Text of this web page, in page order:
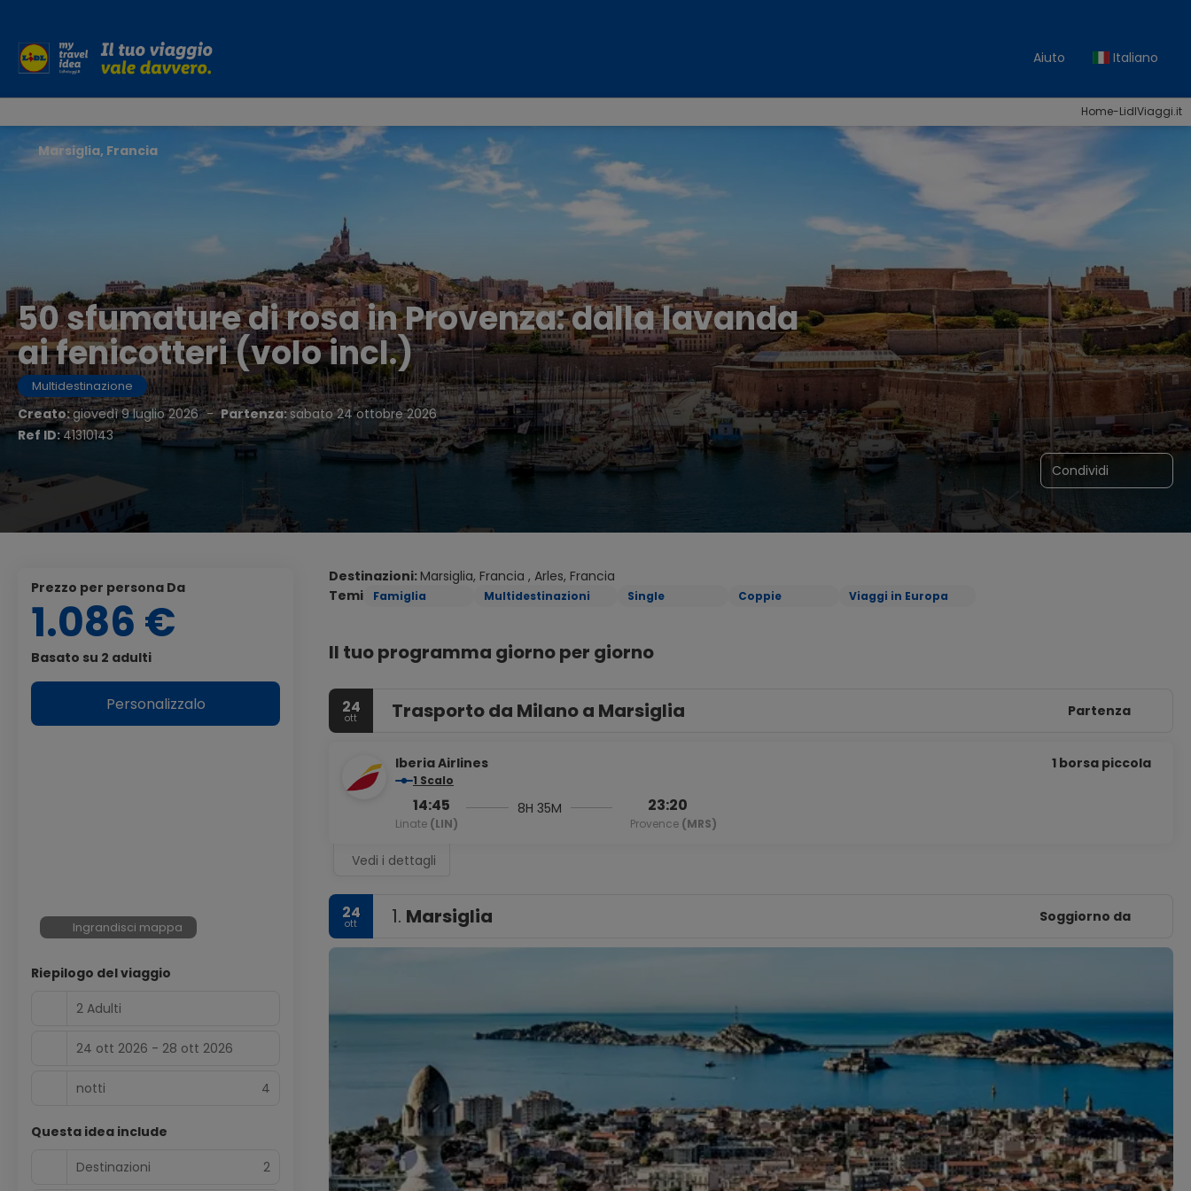
Aiuto Italiano
Home-LidlViaggi.it
50 sfumature di rosa in Provenza: dalla lavanda
ai fenicotteri (volo incl.)
Multidestinazione
Creato:giovedì 9 luglio 2026 - Partenza:sabato 24 ottobre 2026
Ref ID:41310143
Condividi
Marsiglia, Francia
Destinazioni:Marsiglia, Francia , Arles, Francia
Temi
Famiglia Multidestinazioni Single Coppie Viaggi in Europa
Il tuo programma giorno per giorno
24
ott Trasporto da Milano a Marsiglia Partenza
Iberia Airlines
1 Scalo
14:45
Linate (LIN)
8H 35M 23:20
Provence (MRS)
1 borsa piccola
Vedi i dettagli
24
ott 1. Marsiglia Soggiorno da
Prezzo per persona Da
1.086 €
Basato su 2 adulti
Personalizzalo
Ingrandisci mappa
Riepilogo del viaggio
2 Adulti
24 ott 2026 - 28 ott 2026
notti 4
Questa idea include
Destinazioni
2